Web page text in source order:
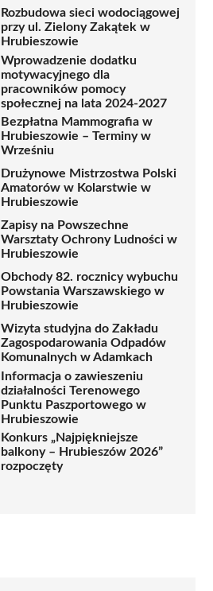
Rozbudowa sieci wodociągowej
przy ul. Zielony Zakątek w
Hrubieszowie
Wprowadzenie dodatku
motywacyjnego dla
pracowników pomocy
społecznej na lata 2024-2027
Bezpłatna Mammografia w
Hrubieszowie – Terminy w
Wrześniu
Drużynowe Mistrzostwa Polski
Amatorów w Kolarstwie w
Hrubieszowie
Zapisy na Powszechne
Warsztaty Ochrony Ludności w
Hrubieszowie
Obchody 82. rocznicy wybuchu
Powstania Warszawskiego w
Hrubieszowie
Wizyta studyjna do Zakładu
Zagospodarowania Odpadów
Komunalnych w Adamkach
Informacja o zawieszeniu
działalności Terenowego
Punktu Paszportowego w
Hrubieszowie
Konkurs „Najpiękniejsze
balkony – Hrubieszów 2026”
rozpoczęty